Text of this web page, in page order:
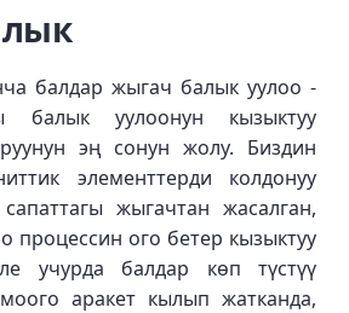
балдар жыгач балык уулоо -
балык уулоонун кызыктуу
эң сонун жолу. Биздин
элементтерди колдонуу
жыгачтан жасалган,
процессин ого бетер кызыктуу
учурда балдар көп түстүү
аракет кылып жатканда,